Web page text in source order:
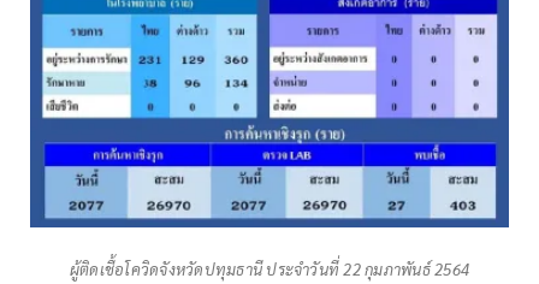
ผู้ติดเชื้อโควิดจังหวัดปทุมธานี ประจำวันที่ 22 กุมภาพันธ์ 2564